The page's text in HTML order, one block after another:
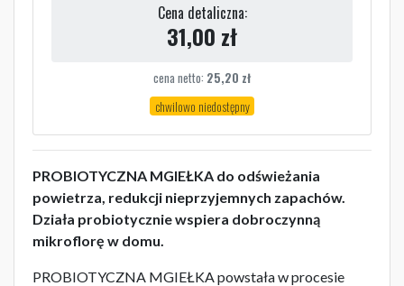
Cena detaliczna:
31,00 zł
cena netto: 25,20 zł
chwilowo niedostępny
PROBIOTYCZNA MGIEŁKA do odświeżania
powietrza, redukcji nieprzyjemnych zapachów.
Działa probiotycznie wspiera dobroczynną
mikroflorę w domu.
PROBIOTYCZNA MGIEŁKA powstała w procesie